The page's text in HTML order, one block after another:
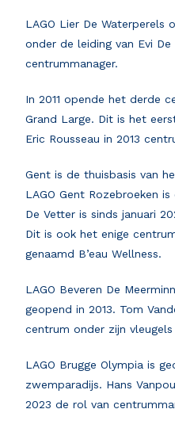
LAGO Lier De Waterperels
onder de leiding van Evi
centrummanager.
In 2011 opende het derde
Grand Large. Dit is het
Eric Rousseau in 2013
Gent is de thuisbasis van
LAGO Gent Rozebroeken
De Vetter is sinds januari
Dit is ook het enige
genaamd B’eau Wellness.
LAGO Beveren De
geopend in 2013. Tom
centrum onder zijn
LAGO Brugge Olympia is
zwemparadijs. Hans
2023 de rol van